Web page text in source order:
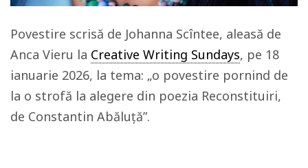
Povestire scrisă de Johanna Scîntee, aleasă de
Anca Vieru la Creative Writing Sundays, pe 18
ianuarie 2026, la tema: „o povestire pornind de
la o strofă la alegere din poezia Reconstituiri,
de Constantin Abăluță”.